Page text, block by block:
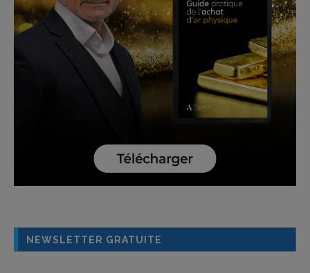
NEWSLETTER GRATUITE